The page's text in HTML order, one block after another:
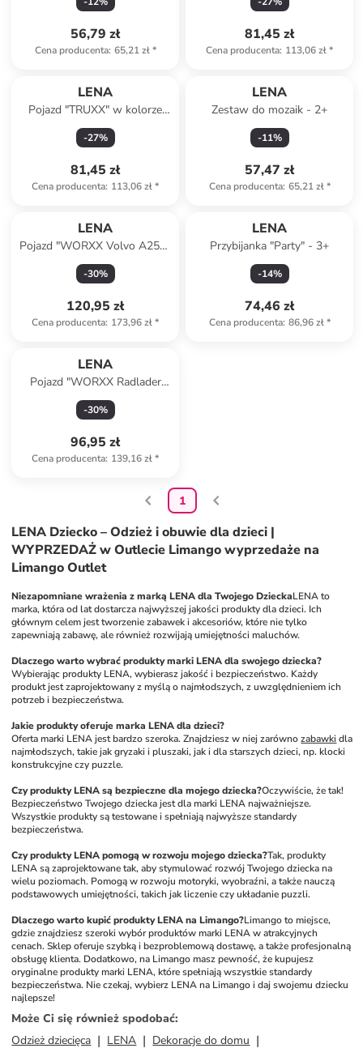
56,79 zł
Cena producenta: 65,21 zł*
81,45 zł
Cena producenta: 113,06 zł*
LENA
Pojazd "TRUXX" w kolorze
czerwonym - 3+
-27%
81,45 zł
Cena producenta: 113,06 zł*
LENA
Zestaw do mozaik - 2+
-11%
57,47 zł
Cena producenta: 65,21 zł*
LENA
Pojazd "WORXX Volvo A25G"
w kolorze żółtym - 3+
-30%
120,95 zł
Cena producenta: 173,96 zł*
LENA
Przybijanka "Party" - 3+
-14%
74,46 zł
Cena producenta: 86,96 zł*
LENA
Pojazd "WORXX Radlader
Liebherr L538 Litronic" w
kolorze żółtym - 3+
-30%
96,95 zł
Cena producenta: 139,16 zł*
1
LENA Dziecko – Odzież i obuwie dla dzieci |
WYPRZEDAŻ w Outlecie Limango wyprzedaże na
Limango Outlet
Niezapomniane wrażenia z marką LENA dla Twojego DzieckaLENA to
marka, która od lat dostarcza najwyższej jakości produkty dla dzieci. Ich
głównym celem jest tworzenie zabawek i akcesoriów, które nie tylko
zapewniają zabawę, ale również rozwijają umiejętności maluchów.
Dlaczego warto wybrać produkty marki LENA dla swojego dziecka?
Wybierając produkty LENA, wybierasz jakość i bezpieczeństwo. Każdy
produkt jest zaprojektowany z myślą o najmłodszych, z uwzględnieniem ich
potrzeb i bezpieczeństwa.
Jakie produkty oferuje marka LENA dla dzieci?
Oferta marki LENA jest bardzo szeroka. Znajdziesz w niej zarówno zabawki dla
najmłodszych, takie jak gryzaki i pluszaki, jak i dla starszych dzieci, np. klocki
konstrukcyjne czy puzzle.
Czy produkty LENA są bezpieczne dla mojego dziecka?Oczywiście, że tak!
Bezpieczeństwo Twojego dziecka jest dla marki LENA najważniejsze.
Wszystkie produkty są testowane i spełniają najwyższe standardy
bezpieczeństwa.
Czy produkty LENA pomogą w rozwoju mojego dziecka?Tak, produkty
LENA są zaprojektowane tak, aby stymulować rozwój Twojego dziecka na
wielu poziomach. Pomogą w rozwoju motoryki, wyobraźni, a także nauczą
podstawowych umiejętności, takich jak liczenie czy układanie puzzli.
Dlaczego warto kupić produkty LENA na Limango?Limango to miejsce,
gdzie znajdziesz szeroki wybór produktów marki LENA w atrakcyjnych
cenach. Sklep oferuje szybką i bezproblemową dostawę, a także profesjonalną
obsługę klienta. Dodatkowo, na Limango masz pewność, że kupujesz
oryginalne produkty marki LENA, które spełniają wszystkie standardy
bezpieczeństwa. Nie czekaj, wybierz LENA na Limango i daj swojemu dziecku
najlepsze!
Może Ci się również spodobać:
Odzież dziecięca
LENA
Dekoracje do domu